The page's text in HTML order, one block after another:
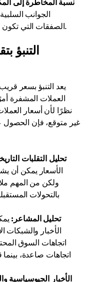
نسبة المخاطرة إلى
الجوانب
الصفقات التي تكون فيها الفوائد المحتملة أكبر من المخاطر.
التنبؤ
يعد التنبؤ بسعر
العملات المشفرة
نظرًا لأن أسعار
غير متوقع، فإن
تحليل التقلبات
الأسعار يمكن أن
ولكن من المهم
بالتحولات
تحليل المشاعر:
الأخبار والشبكات
اتجاهات السوق
اتجاهات صاعدة، بينما
الأخبار الجيوسياسية